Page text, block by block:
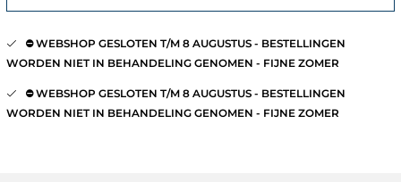
⛔️ WEBSHOP GESLOTEN T/M 8 AUGUSTUS - BESTELLINGEN
WORDEN NIET IN BEHANDELING GENOMEN - FIJNE ZOMER
⛔️ WEBSHOP GESLOTEN T/M 8 AUGUSTUS - BESTELLINGEN
WORDEN NIET IN BEHANDELING GENOMEN - FIJNE ZOMER